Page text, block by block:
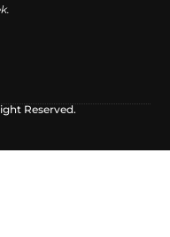
Reserved.